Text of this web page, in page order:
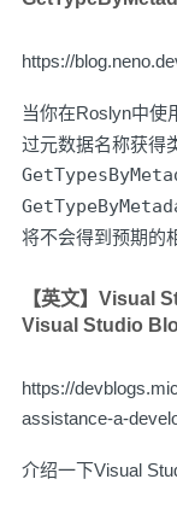
https://
当你在Roslyn中使
过元数据名称获得
将不会得到预期的
【英文】Visual
Visual Studio
https://
assistance-a-
介绍一下Visual